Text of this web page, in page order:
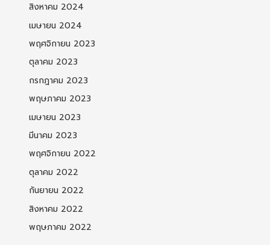
สิงหาคม 2024
เมษายน 2024
พฤศจิกายน 2023
ตุลาคม 2023
กรกฎาคม 2023
พฤษภาคม 2023
เมษายน 2023
มีนาคม 2023
พฤศจิกายน 2022
ตุลาคม 2022
กันยายน 2022
สิงหาคม 2022
พฤษภาคม 2022